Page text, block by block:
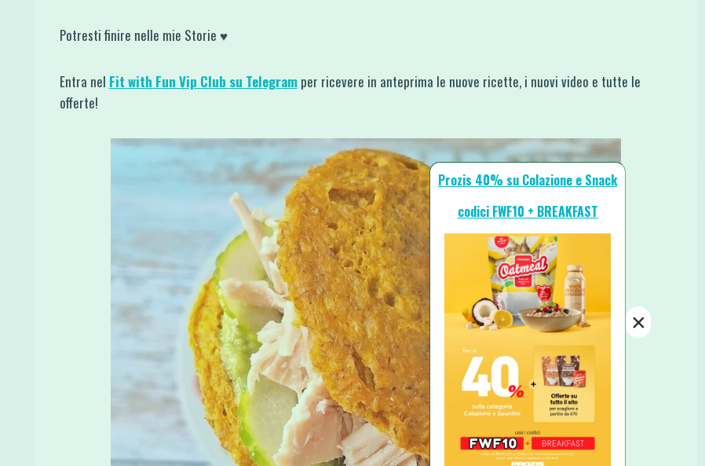
Potresti finire nelle mie Storie ♥
Entra nel Fit with Fun Vip Club su Telegramper ricevere in anteprima le nuove ricette, i nuovi video e tutte le
offerte!
Prozis 40% su Colazione e Snack
codici FWF10 + BREAKFAST
×